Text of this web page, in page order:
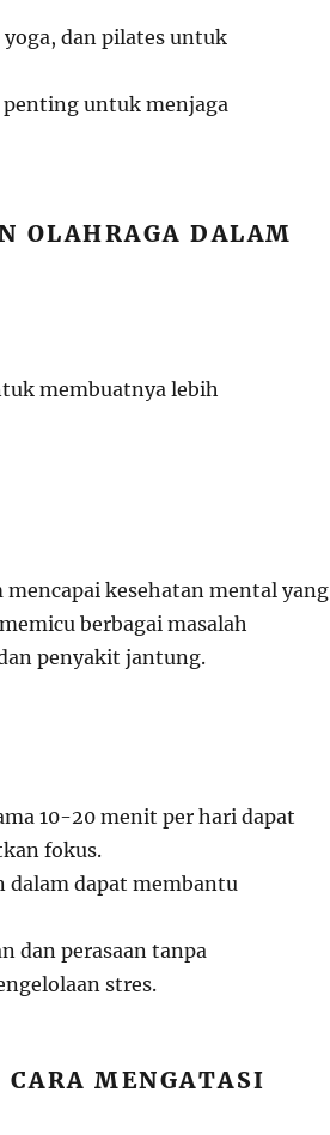
dan pilates untuk
untuk menjaga
OLAHRAGA DALAM
membuatnya lebih
kesehatan mental yang
berbagai masalah
penyakit jantung.
10-20 menit per hari dapat
fokus.
dalam dapat membantu
dan perasaan tanpa
stres.
MENGATASI